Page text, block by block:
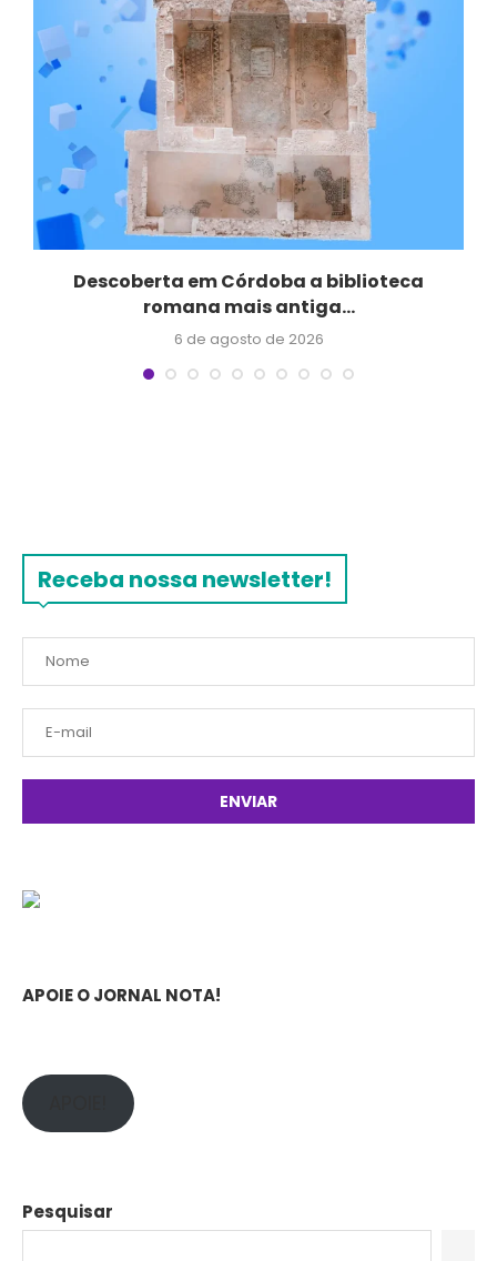
Descoberta em Córdoba a biblioteca
romana mais antiga...
6 de agosto de 2026
Receba nossa newsletter!
APOIE O JORNAL NOTA!
Pesquisar